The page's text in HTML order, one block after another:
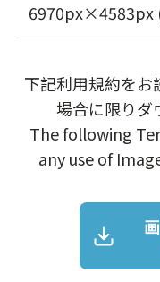
6970px×4583px
下記利用規約をお
場合に限りダ
The following
any use of